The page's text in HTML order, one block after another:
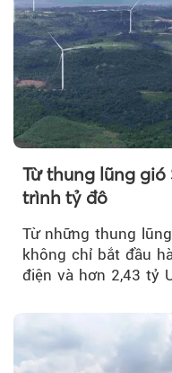
Từ thung lũng
trình tỷ đô
Từ những thung
không chỉ bắt đầu
điện và hơn 2,43 tỷ